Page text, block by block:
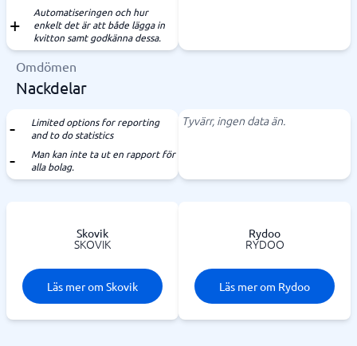
Automatiseringen och hur
enkelt det är att både lägga in
kvitton samt godkänna dessa.
Omdömen
Nackdelar
Limited options for reporting
and to do statistics
Man kan inte ta ut en rapport för
alla bolag.
Tyvärr, ingen data än.
Skovik
SKOVIK
Läs mer om Skovik
Rydoo
RYDOO
Läs mer om Rydoo